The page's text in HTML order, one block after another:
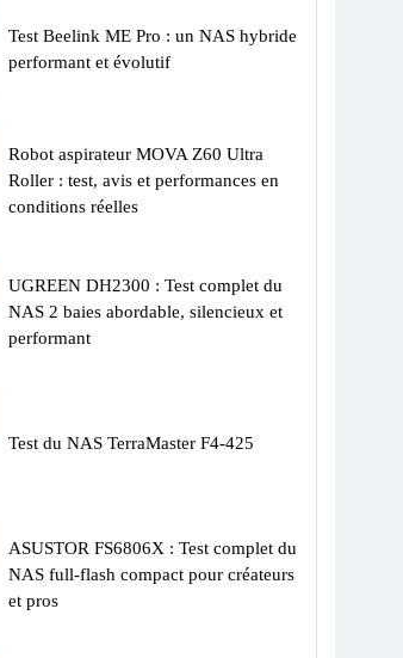
Test Beelink ME Pro : un NAS hybride
performant et évolutif
Robot aspirateur MOVA Z60 Ultra
Roller : test, avis et performances en
conditions réelles
UGREEN DH2300 : Test complet du
NAS 2 baies abordable, silencieux et
performant
Test du NAS TerraMaster F4-425
ASUSTOR FS6806X : Test complet du
NAS full-flash compact pour créateurs
et pros